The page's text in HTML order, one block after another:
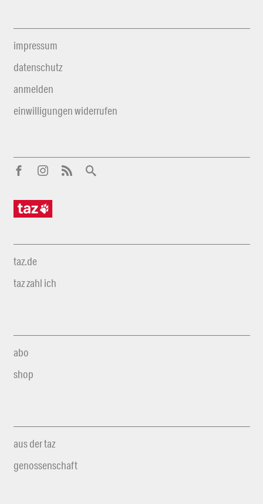
impressum
datenschutz
anmelden
einwilligungen widerrufen
taz.de
taz zahl ich
abo
shop
aus der taz
genossenschaft